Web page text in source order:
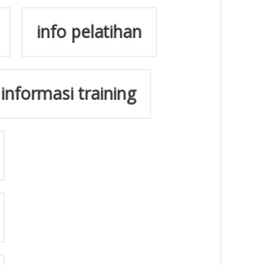
info pelatihan
informasi training